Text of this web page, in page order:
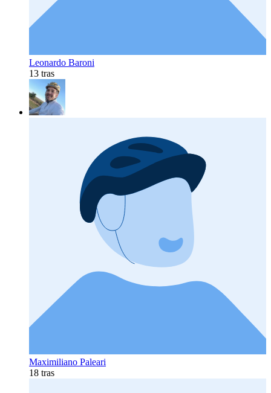
Leonardo Baroni
13 tras
Maximiliano Paleari
18 tras